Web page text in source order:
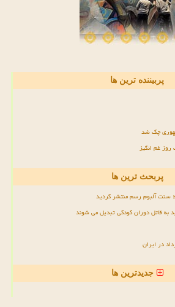
پربیننده ترین ها
چک شد
غم انگیز
پربحث ترین ها
به قاتل دوران کودکی تبدیل می شوند
در ایران
جدیدترین ها